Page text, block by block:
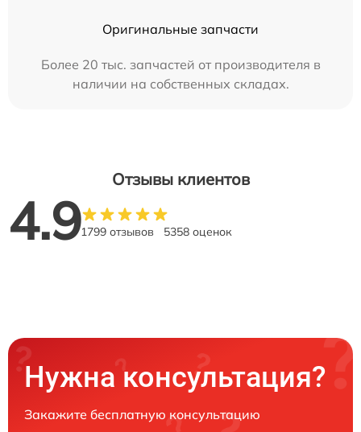
Оригинальные запчасти
Более 20 тыс. запчастей от производителя в
наличии на собственных складах.
Отзывы клиентов
4.91799 отзывов 5358 оценок
Нужна консультация?
Закажите бесплатную консультацию